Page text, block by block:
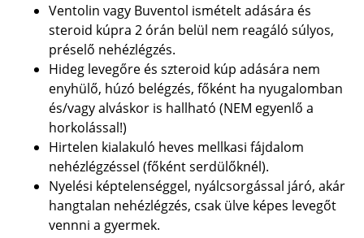
Ventolin vagy Buventol ismételt adására és
steroid kúpra 2 órán belül nem reagáló súlyos,
préselő nehézlégzés.
Hideg levegőre és szteroid kúp adására nem
enyhülő, húzó belégzés, főként ha nyugalomban
és/vagy alváskor is hallható (NEM egyenlő a
horkolással!)
Hirtelen kialakuló heves mellkasi fájdalom
nehézlégzéssel (főként serdülőknél).
Nyelési képtelenséggel, nyálcsorgással járó, akár
hangtalan nehézlégzés, csak ülve képes levegőt
vennni a gyermek.